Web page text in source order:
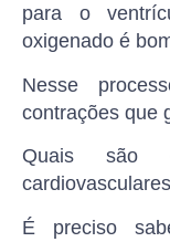
para o
oxigenado é
Nesse
contrações que
Quais são
É preciso